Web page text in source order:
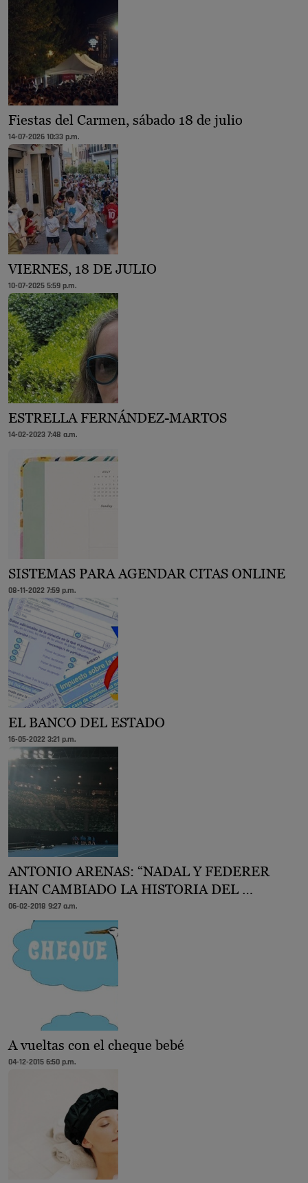
Fiestas del Carmen, sábado 18 de julio
14-07-2026 10:33 p.m.
VIERNES, 18 DE JULIO
10-07-2025 5:59 p.m.
ESTRELLA FERNÁNDEZ-MARTOS
14-02-2023 7:48 a.m.
SISTEMAS PARA AGENDAR CITAS ONLINE
08-11-2022 7:59 p.m.
EL BANCO DEL ESTADO
16-05-2022 3:21 p.m.
ANTONIO ARENAS: “NADAL Y FEDERER
HAN CAMBIADO LA HISTORIA DEL …
06-02-2018 9:27 a.m.
A vueltas con el cheque bebé
04-12-2015 6:50 p.m.